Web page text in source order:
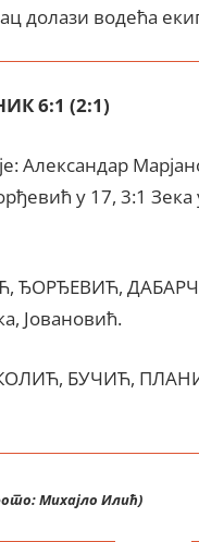
долази водећа
6:1 (2:1)
Александар
у 17, 3:1
ЂОРЂЕВИЋ,
Јовановић.
БУЧИЋ,
Михајло Илић)